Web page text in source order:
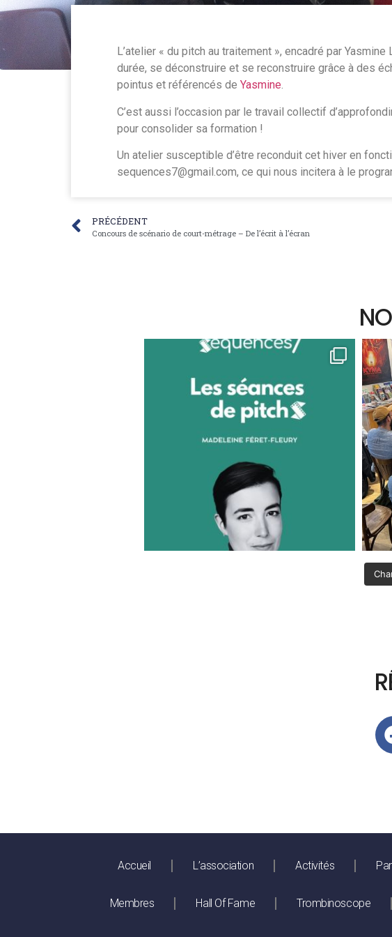
L’atelier « du pitch au traitement », encadré par
durée, se déconstruire et se reconstruire grâce à des
pointus et référencés de Yasmine.
C’est aussi l’occasion par le travail collectif
pour consolider sa formation !
Un atelier susceptible d’être reconduit cet hiver en
sequences7@gmail.com, ce qui nous incitera à le
PRÉCÉDENT
Concours de scénario de court-métrage – De l’écrit à l’écran
Accueil L’association Activités
Membres Hall Of Fame Trombinoscope